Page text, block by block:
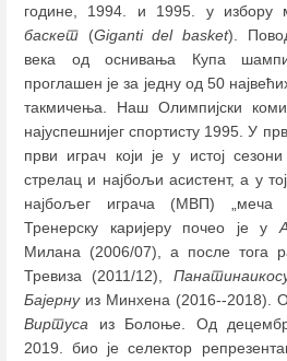
године, 1994. и 1995. у избору
баскет (Giganti del basket).
века од оснивања Купа
проглашен је за једну од 50
такмичења. Наш Олимпијски
најуспешнијег спортисту 1995. У
први играч који је у истој
стрелац и најбољи асистент, а у
најбољег играча (МВП) „меча
Тренерску каријеру почео је у
Милана (2006/07), а после тога
Тревиза (2011/12),
Бајернуиз Минхена (2016--2018).
Виртуса из Болоње. Од
2019. био је селектор